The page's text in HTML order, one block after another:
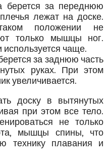
берется за переднюю
лежат на доске.
положении не
только мышцы ног.
чаще.
за заднюю часть
руках. При этом
увеличивается.
доску в вытянутых
при этом все тело.
не только
мышцы спины, что
технику плавания и